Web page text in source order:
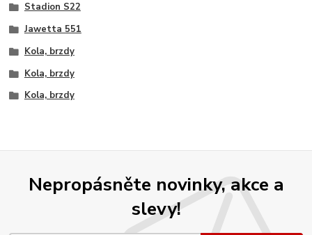
Stadion S22
Jawetta 551
Kola, brzdy
Kola, brzdy
Kola, brzdy
Nepropásněte novinky, akce a
slevy!